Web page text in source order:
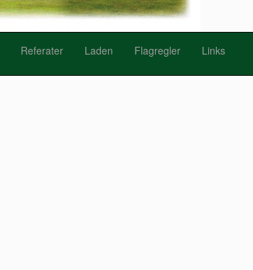
Referater Laden Flagregler Links